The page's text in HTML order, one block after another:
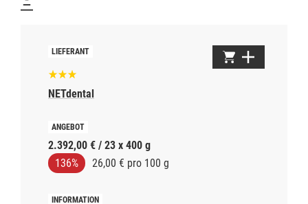
NETdental
2.392,00 € / 23 x 400 g
136%
26,00 € pro 100 g